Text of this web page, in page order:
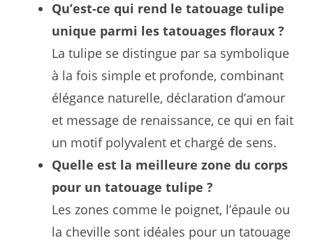
Qu’est-ce qui rend le tatouage tulipe
unique parmi les tatouages floraux ?
La tulipe se distingue par sa symbolique
à la fois simple et profonde, combinant
élégance naturelle, déclaration d’amour
et message de renaissance, ce qui en fait
un motif polyvalent et chargé de sens.
Quelle est la meilleure zone du corps
pour un tatouage tulipe ?
Les zones comme le poignet, l’épaule ou
la cheville sont idéales pour un tatouage